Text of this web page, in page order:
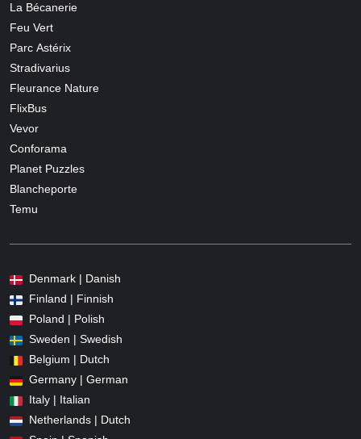
La Bécanerie
Feu Vert
Parc Astérix
Stradivarius
Fleurance Nature
FlixBus
Vevor
Conforama
Planet Puzzles
Blancheporte
Temu
Denmark | Danish
Finland | Finnish
Poland | Polish
Sweden | Swedish
Belgium | Dutch
Germany | German
Italy | Italian
Netherlands | Dutch